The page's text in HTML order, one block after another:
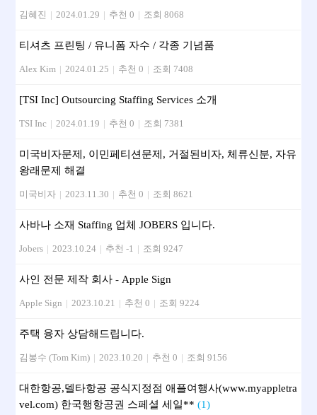
김혜진 | 2024.01.29 | 추천 0 | 조회 8068
티셔츠 프린팅 / 유니폼 자수 / 각종 기념품
Alex Kim | 2024.01.25 | 추천 0 | 조회 7408
[TSI Inc] Outsourcing Staffing Services 소개
TSI Inc | 2024.01.19 | 추천 0 | 조회 7381
미국비자문제, 이민페티션문제, 거절된비자, 체류신분, 자유
왕래문제 해결
미국비자 | 2023.11.30 | 추천 0 | 조회 8621
사바나 소재 Staffing 업체 JOBERS 입니다.
Jobers | 2023.10.24 | 추천 -1 | 조회 9247
사인 전문 제작 회사 - Apple Sign
Apple Sign | 2023.10.21 | 추천 0 | 조회 9224
주택 융자 상담해드립니다.
김봉수 (Tom Kim) | 2023.10.20 | 추천 0 | 조회 9156
대한항공,델타항공 공식지정점 애플여행사(www.myappletra
vel.com) 한국행항공권 스페셜 세일**(1)